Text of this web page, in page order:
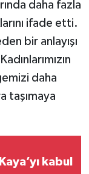
daha fazla
ifade etti.
bir anlayışı
daha
taşımaya
kabul